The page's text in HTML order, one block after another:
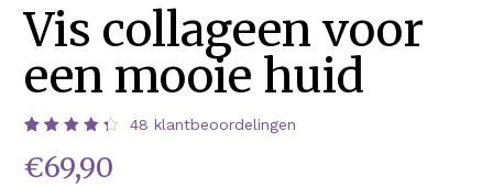
Vis collageen voor
een mooie huid
4.42
op 5
48 klantbeoordelingen
€69,90